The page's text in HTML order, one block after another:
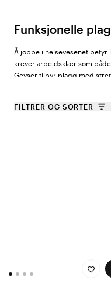
Funksjonelle
Å jobbe i helsevesenet betyr
krever arbeidsklær som
Geyser tilbyr plagg med
perfekte for hektiske skift
perfekte for skift som krever
morgener eller kvelder.
FILTRER OG SORTER